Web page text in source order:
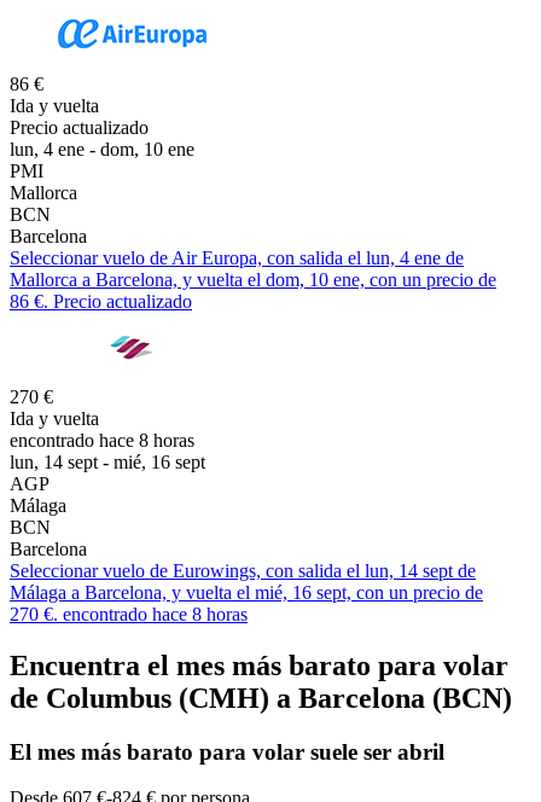
86 €
Ida y vuelta
Precio actualizado
lun, 4 ene - dom, 10 ene
PMI
Mallorca
BCN
Barcelona
Seleccionar vuelo de Air Europa, con salida el lun, 4 ene de
Mallorca a Barcelona, y vuelta el dom, 10 ene, con un precio de
86 €. Precio actualizado
270 €
Ida y vuelta
encontrado hace 8 horas
lun, 14 sept - mié, 16 sept
AGP
Málaga
BCN
Barcelona
Seleccionar vuelo de Eurowings, con salida el lun, 14 sept de
Málaga a Barcelona, y vuelta el mié, 16 sept, con un precio de
270 €. encontrado hace 8 horas
Encuentra el mes más barato para volar
de Columbus (CMH) a Barcelona (BCN)
El mes más barato para volar suele ser abril